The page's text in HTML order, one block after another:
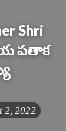
Shri
పతాక
2, 2022